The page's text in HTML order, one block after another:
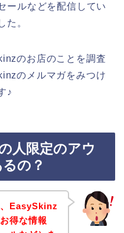
ールなどを配信してい
た。
のお店のことを調査
のメルマガをみつけ
♪
人限定のアウ
の？
EasySkinz
得な情報